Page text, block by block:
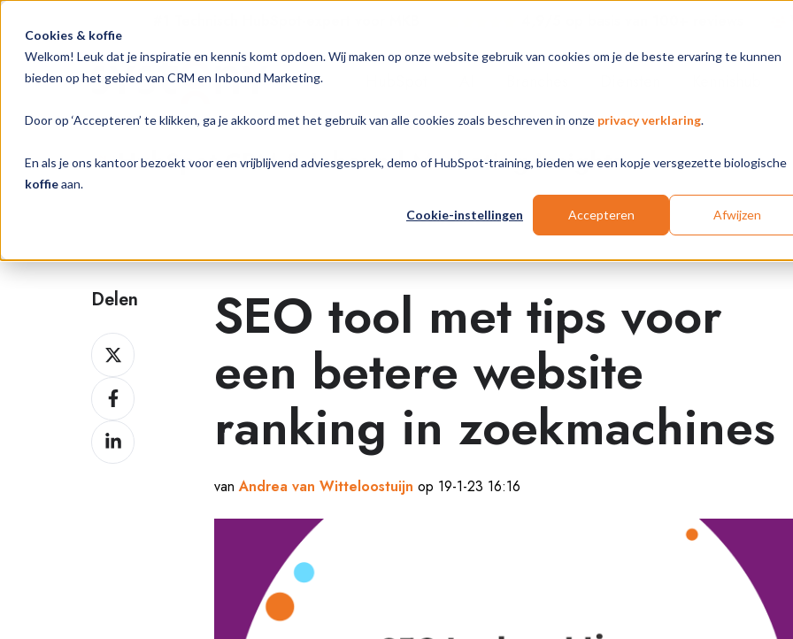
Cookies & koffie
Welkom! Leuk dat je inspiratie en kennis komt opdoen. Wij maken op onze website gebruik van cookies om je de beste ervaring te kunnen
bieden op het gebied van CRM en Inbound Marketing.
Door op ‘Accepteren’ te klikken, ga je akkoord met het gebruik van alle cookies zoals beschreven in onze privacy verklaring.
En als je ons kantoor bezoekt voor een vrijblijvend adviesgesprek, demo of HubSpot-training, bieden we een kopje versgezette biologische
koffieaan.
Cookie-instellingen Accepteren Afwijzen
HubSpot CRM & Inbound Marketing Insights
Delen
Delen
op
Twitter
Delen
op
Facebook
Delen
op
SEO tool met tips voor
een betere website
ranking in zoekmachines
vanAndrea van Witteloostuijn op 19-1-23 16:16